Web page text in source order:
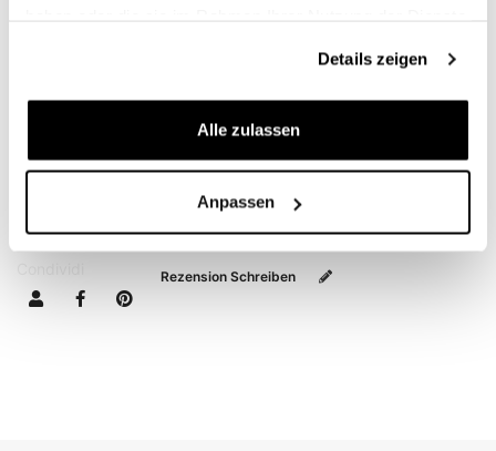
Details zeigen
Alle zulassen
Anpassen
BEWERTUNGEN
Um eine Bewertung zu.
Rezension Schreiben